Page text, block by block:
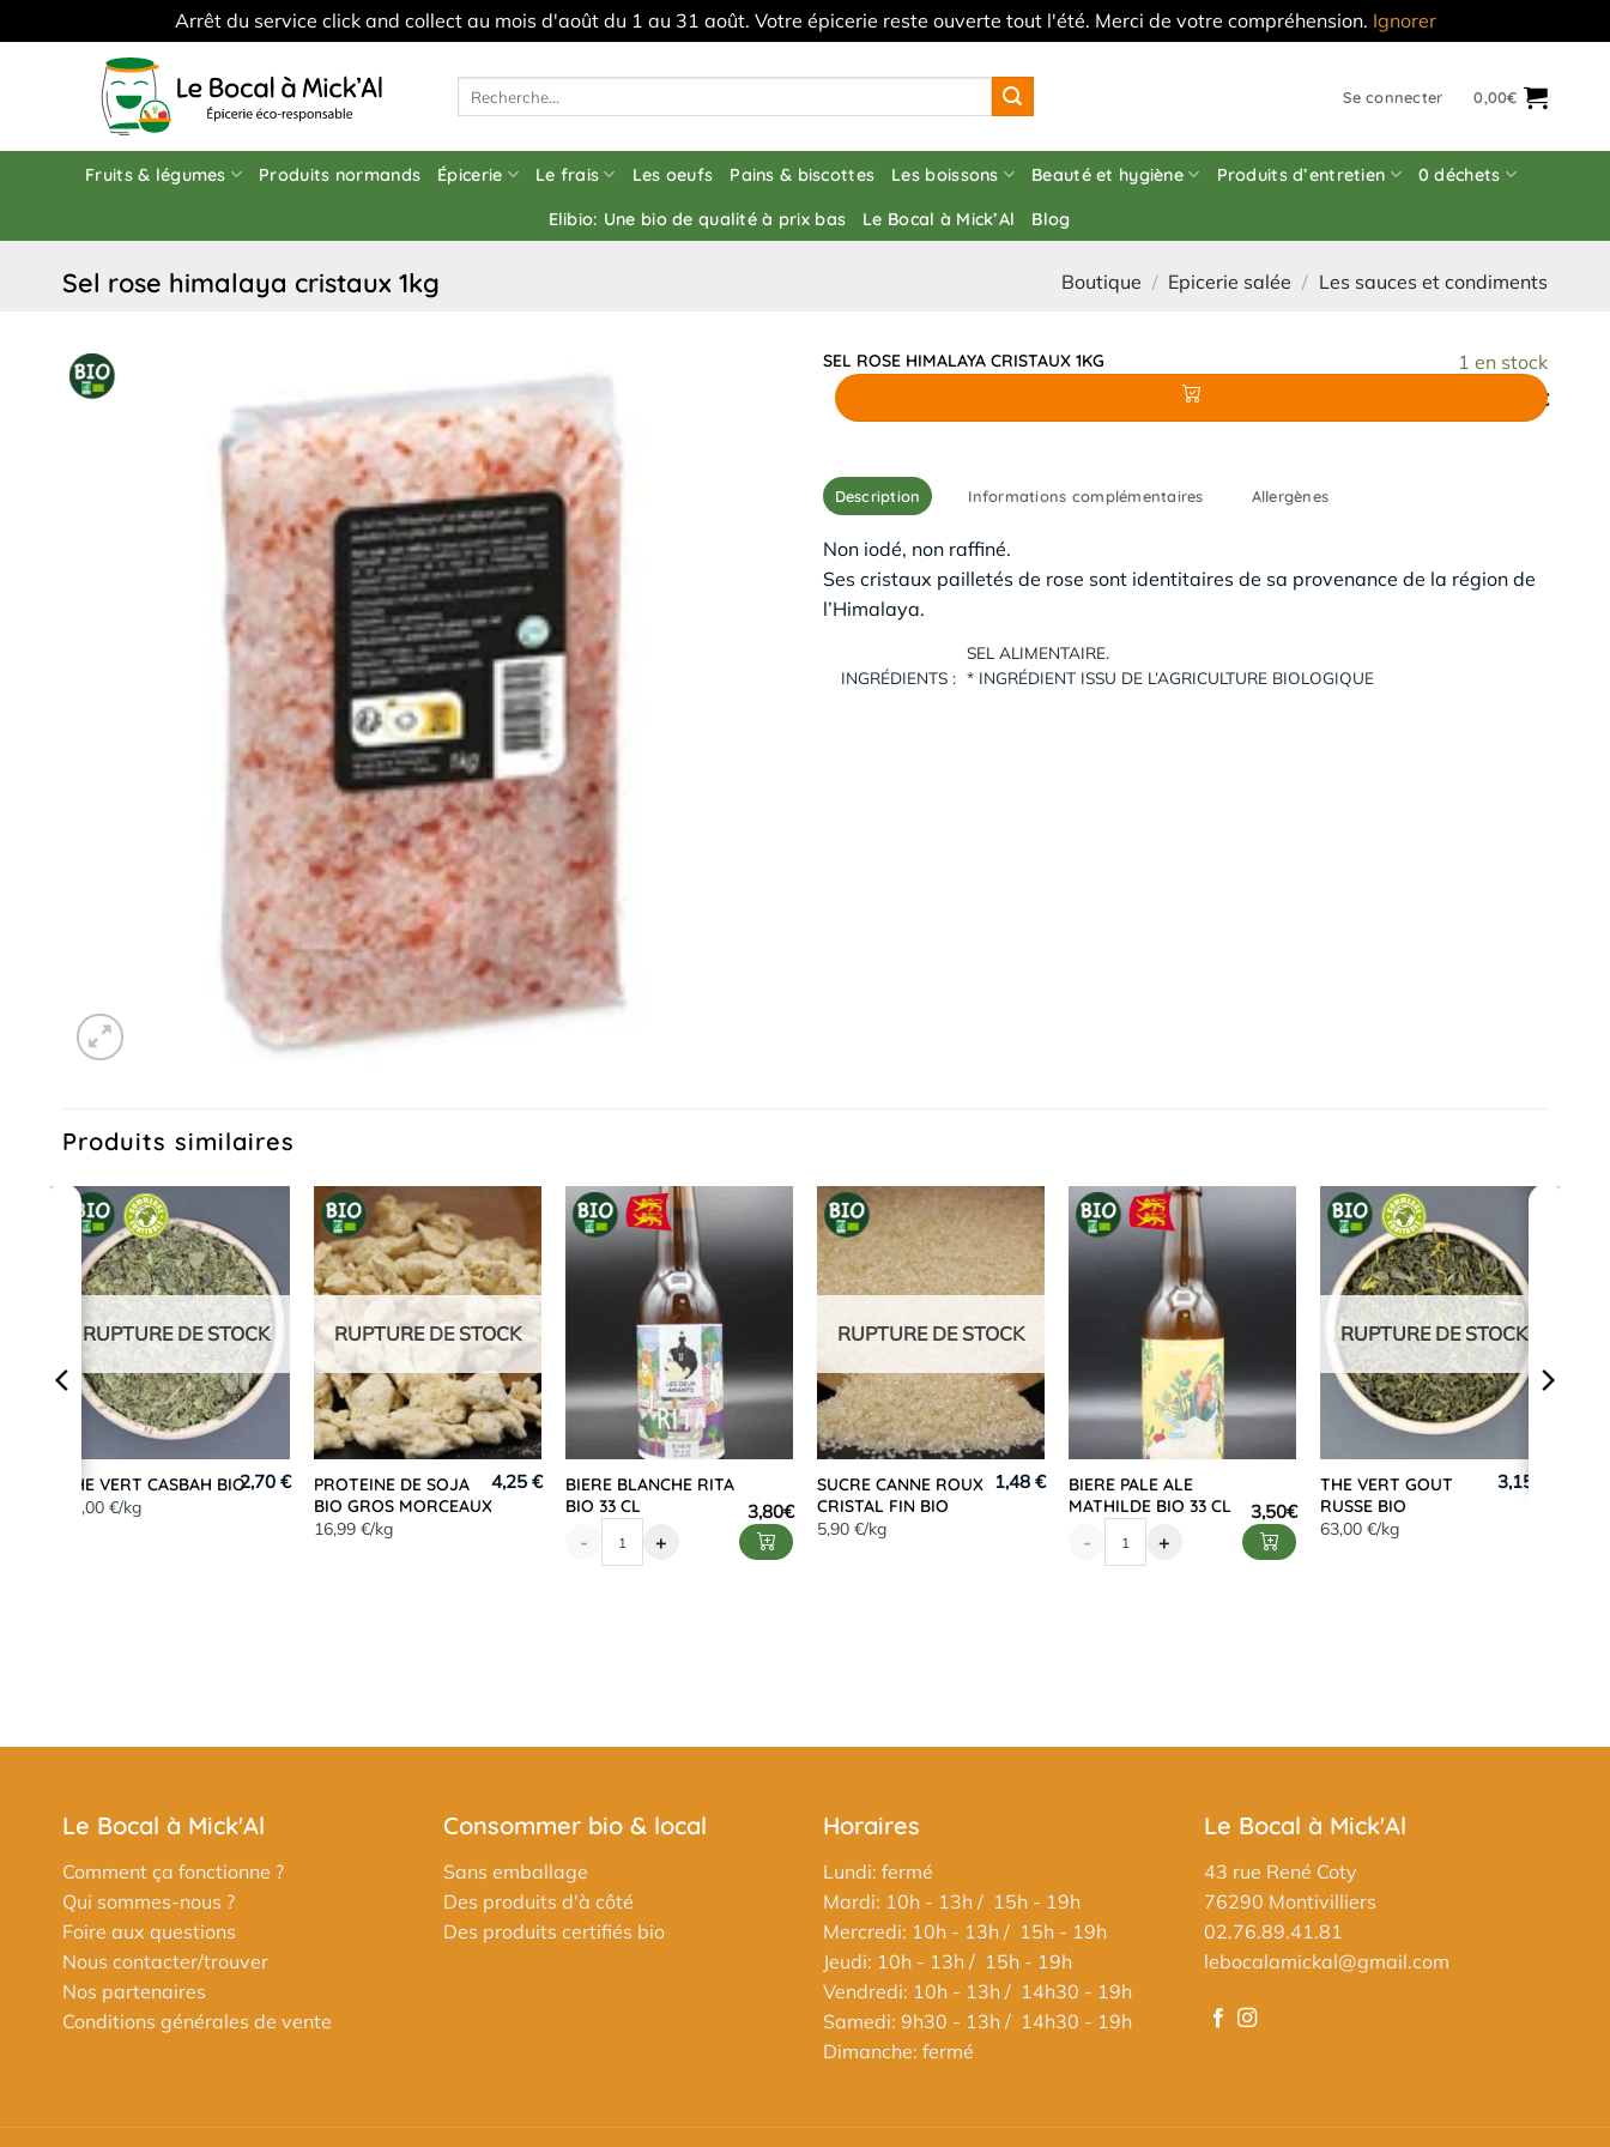
Arrêt du service click and collect au mois d'août du 1 au 31 août. Votre épicerie reste ouverte tout l'été. Merci de votre compréhension. Ignorer
Se connecter 0,00€
Fruits & légumes Produits normands Épicerie Le frais Les oeufs Pains & biscottes Les boissons Beauté et hygiène Produits d’entretien 0 déchets
Elibio: Une bio de qualité à prix bas Le Bocal à Mick’Al Blog
sel rose himalaya cristaux 1kg Boutique / Epicerie salée / Les sauces et condiments
1 en stock
SEL ROSE HIMALAYA CRISTAUX 1KG
€
Description Informations complémentaires Allergènes
Non iodé, non raffiné.
Ses cristaux pailletés de rose sont identitaires de sa provenance de la région de
l’Himalaya.
INGRÉDIENTS :
SEL ALIMENTAIRE.
* INGRÉDIENT ISSU DE L’AGRICULTURE BIOLOGIQUE
Produits similaires
RUPTURE DE STOCK
THE VERT CASBAH BIO
54,00 €/kg
2,70 €
RUPTURE DE STOCK
PROTEINE DE SOJA
BIO GROS MORCEAUX
16,99 €/kg
4,25 €
BIERE BLANCHE RITA
BIO 33 CL
3,80€
-
+
RUPTURE DE STOCK
SUCRE CANNE ROUX
CRISTAL FIN BIO
5,90 €/kg
1,48 €
BIERE PALE ALE
MATHILDE BIO 33 CL
3,50€
-
+
RUPTURE DE STOCK
THE VERT GOUT
RUSSE BIO
63,00 €/kg
3,15 €
Le Bocal à Mick'Al
Comment ça fonctionne ?
Qui sommes-nous ?
Foire aux questions
Nous contacter/trouver
Nos partenaires
Conditions générales de vente
Consommer bio & local
Sans emballage
Des produits d'à côté
Des produits certifiés bio
Horaires
Lundi: fermé
Mardi: 10h - 13h / 15h - 19h
Mercredi: 10h - 13h / 15h - 19h
Jeudi: 10h - 13h / 15h - 19h
Vendredi: 10h - 13h / 14h30 - 19h
Samedi: 9h30 - 13h / 14h30 - 19h
Dimanche: fermé
Le Bocal à Mick'Al
43 rue René Coty
76290 Montivilliers
02.76.89.41.81
lebocalamickal@gmail.com